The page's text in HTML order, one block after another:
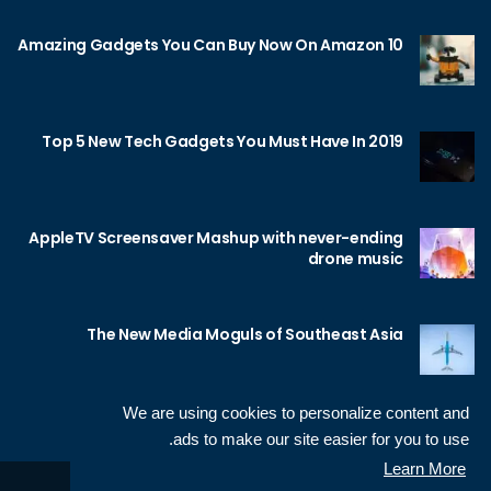
We are using cookies to personalize content and
ads to make our site easier for you to use.
Learn More
10 Amazing Gadgets You Can Buy Now On Amazon
Top 5 New Tech Gadgets You Must Have In 2019
AppleTV Screensaver Mashup with never-ending
drone music
The New Media Moguls of Southeast Asia